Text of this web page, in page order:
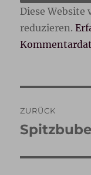
Diese Website
reduzieren.
ZURÜCK
Vorheriger